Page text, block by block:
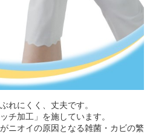
れにくく、丈夫です。
チ加工」を施しています。
ニオイの原因となる雑菌・カビの繁